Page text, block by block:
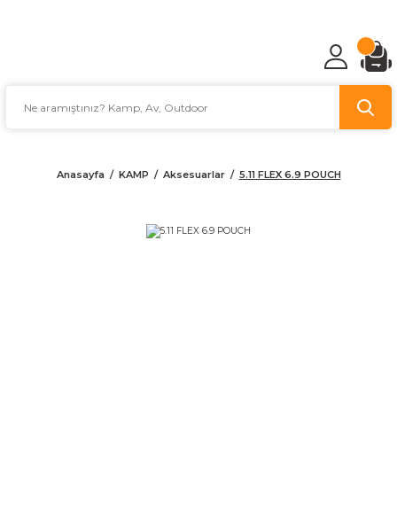
Anasayfa KAMP Aksesuarlar 5.11 FLEX 6.9 POUCH